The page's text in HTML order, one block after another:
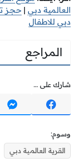
العالمية دبي | حجز
دبي للاطفال
المراجع
شارك على ...
وسوم:
القرية العالمية دبي